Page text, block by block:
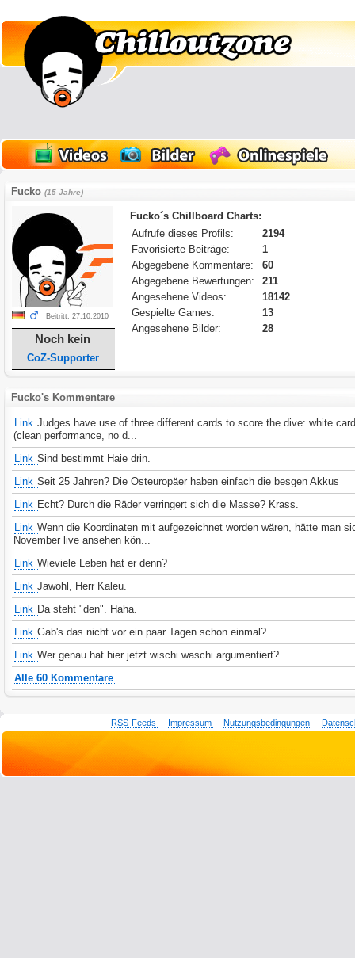
Fucko(15 Jahre)
Beitritt: 27.10.2010
Noch kein
CoZ-Supporter
Fucko´s Chillboard Charts:
Aufrufe dieses Profils:
2194
Favorisierte Beiträge:
1
Abgegebene Kommentare:
60
Abgegebene Bewertungen:
211
Angesehene Videos:
18142
Gespielte Games:
13
Angesehene Bilder:
28
Fucko's Kommentare
Link Judges have use of three different cards to score the dive: white
(clean performance, no d...
Link Sind bestimmt Haie drin.
Link Seit 25 Jahren? Die Osteuropäer haben einfach die besgen Akkus
Link Echt? Durch die Räder verringert sich die Masse? Krass.
Link Wenn die Koordinaten mit aufgezeichnet worden wären, hätte man
November live ansehen kön...
Link Wieviele Leben hat er denn?
Link Jawohl, Herr Kaleu.
Link Da steht "den". Haha.
Link Gab's das nicht vor ein paar Tagen schon einmal?
Link Wer genau hat hier jetzt wischi waschi argumentiert?
Alle 60 Kommentare
RSS-Feeds Impressum Nutzungsbedingungen